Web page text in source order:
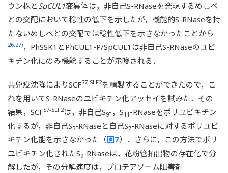
ウン株とSpCUL1変異体は，非自己S-RNaseを発現するめしべ
との交配において稔性の低下を示したが，機能的S-RNaseを持
たないめしべとの交配では稔性低下を示さなかったことから
26,27)，PhSSK1とPhCUL1-P/SpCUL1は非自己S-RNaseのユビ
キチン化にのみ機能することが示唆される．
共免疫沈降によりSCFS7-SLF2を精製することができたので，こ
れを用いてS-RNaseのユビキチン化アッセイを試みた．その
結果，SCFS7-SLF2は，非自己S9-，S11 -RNaseをポリユビキチン
化するが，非自己S5-RNaseと自己S7-RNaseに対するポリユビ
キチン化能を示さなかった（図7）．さらに，この方法でポリ
ユビキチン化されたS9-RNaseは，花粉管抽出物の存在化で分
解したが，その分解速度は，プロテアソーム阻害剤